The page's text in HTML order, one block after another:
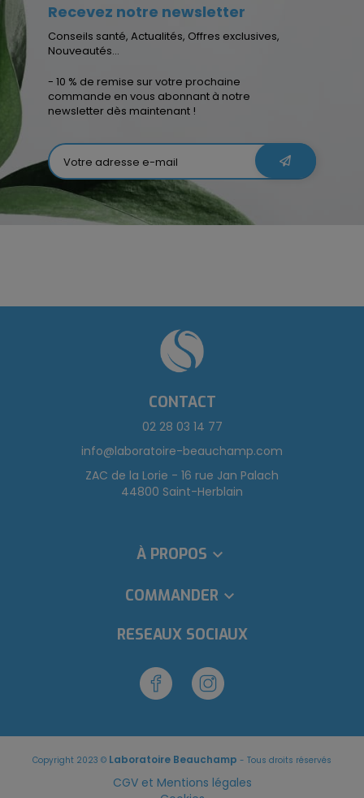
Recevez notre newsletter
Conseils santé, Actualités, Offres exclusives,
Nouveautés...
- 10 % de remise sur votre prochaine
commande en vous abonnant à notre
newsletter dès maintenant !
CONTACT
02 28 03 14 77
info@laboratoire-beauchamp.com
ZAC de la Lorie - 16 rue Jan Palach
44800 Saint-Herblain
À PROPOS 
COMMANDER 
RÉSEAUX SOCIAUX
Copyright 2023 © Laboratoire Beauchamp - Tous droits réservés
CGV et Mentions légales